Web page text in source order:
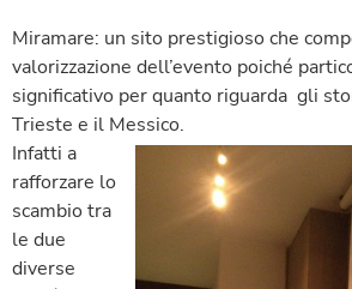
Miramare: un sito prestigioso che
valorizzazione dell’evento poiché
significativo per quanto riguarda gli
Trieste e il Messico.
Infatti a
rafforzare lo
scambio tra
le due
diverse